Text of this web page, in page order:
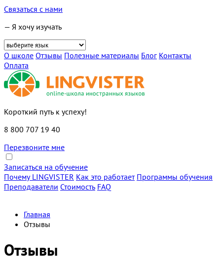
Связаться с нами
— Я хочу изучать
О школе Отзывы Полезные материалы Блог Контакты
Оплата
Короткий путь к успеху!
8 800 707 19 40
Перезвоните мне
Записаться на обучение
Почему LINGVISTER Как это работает Программы обучения
Преподаватели Стоимость FAQ
Главная
Отзывы
Отзывы